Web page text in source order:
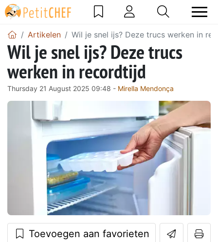
Artikelen Wil je snel ijs? Deze trucs werken in
Wil je snel ijs? Deze trucs
werken in recordtijd
Thursday 21 August 2025 09:48 - Mirella Mendonça
Toevoegen aan favorieten